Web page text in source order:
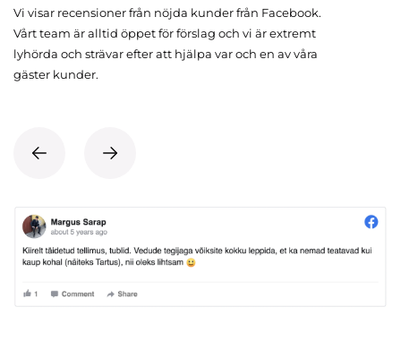
Vi visar recensioner från nöjda kunder från Facebook.
Vårt team är alltid öppet för förslag och vi är extremt
lyhörda och strävar efter att hjälpa var och en av våra
gäster kunder.